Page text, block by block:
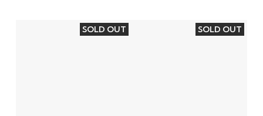
SOLD OUT SOLD OUT